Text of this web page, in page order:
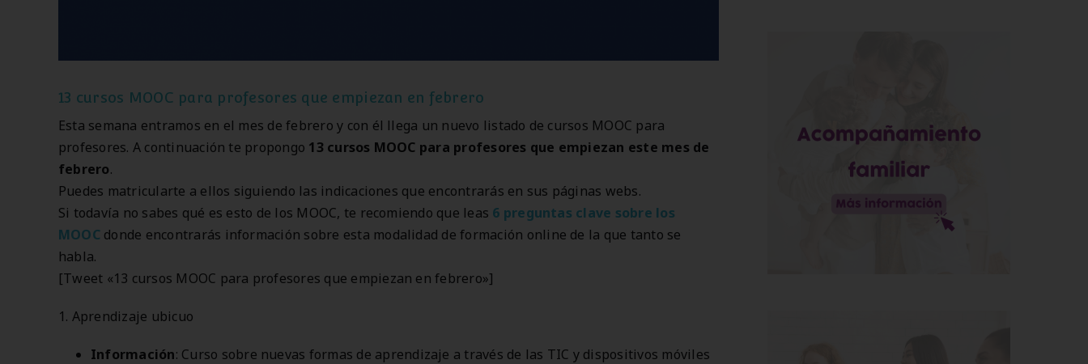
13 cursos MOOC para profesores que empiezan en febrero
Esta semana entramos en el mes de febrero y con él llega un nuevo listado de cursos MOOC para
profesores. A continuación te propongo 13 cursos MOOC para profesores que empiezan este mes de
febrero.
Puedes matricularte a ellos siguiendo las indicaciones que encontrarás en sus páginas webs.
Si todavía no sabes qué es esto de los MOOC, te recomiendo que leas 6 preguntas clave sobre los
MOOC donde encontrarás información sobre esta modalidad de formación online de la que tanto se
habla.
[Tweet «13 cursos MOOC para profesores que empiezan en febrero»]
1. Aprendizaje ubicuo
Información: Curso sobre nuevas formas de aprendizaje a través de las TIC y dispositivos móviles